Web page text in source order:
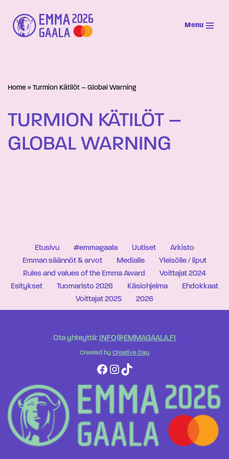
Siirry
suoraan
Menu
Home » Turmion Kätilöt – Global Warning
TURMION KÄTILÖT –
GLOBAL WARNING
Etusivu #emmagaala Uutiset
Arkisto
Emman säännöt & arvot
Medialle
Yleisölle / liput
Rules and values of the Emma Award
Voittajat 2024
Esitykset
Tuomaristo 2026 Käsiohjelma
Ehdokkaat
Voittajat 2025
2026
Ota yhteyttä: INFO@EMMAGAALA.FI
Created by Creative Day